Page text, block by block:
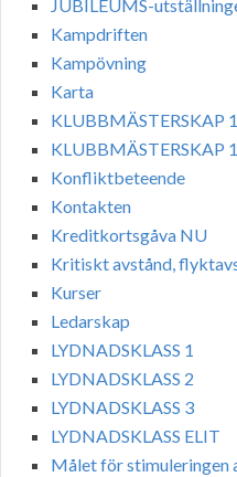
JUBILEUMS-
Kampdriften
Kampövning
Karta
KLUBBMÄSTERSKAP
KLUBBMÄSTERSKAP
Konfliktbeteende
Kontakten
Kreditkortsgåva NU
Kritiskt avstånd,
Kurser
Ledarskap
LYDNADSKLASS 1
LYDNADSKLASS 2
LYDNADSKLASS 3
LYDNADSKLASS ELIT
Målet för stimuleringen